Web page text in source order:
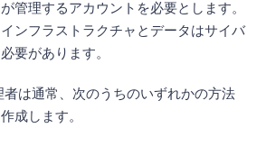
管理するアカウントを必要とします。
ンフラストラクチャとデータはサイバ
要があります。
は通常、次のうちのいずれかの方法
成します。